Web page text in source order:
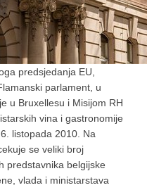
predsjedanja EU,
parlament, u
u Bruxellesu i Misijom RH
vina i gastronomije
listopada 2010. Na
se veliki broj
predstavnika belgijske
vlada i ministarstava